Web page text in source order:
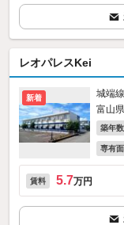
レオパレスKei
新着
城端
富山
築年数
専有
賃料 5.7万円